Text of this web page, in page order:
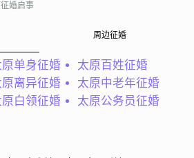
婚启事
周边征婚
原单身征婚
太原百姓征婚
原离异征婚
太原中老年征婚
原白领征婚 太原公务员征婚